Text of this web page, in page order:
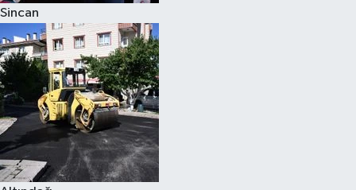
Sincan